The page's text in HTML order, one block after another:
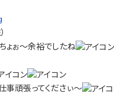
ょぉ～余裕でしたね
事頑張ってくださぃ～